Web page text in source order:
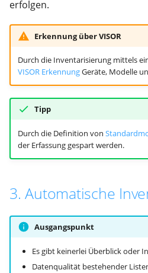
Export
Update
Grundeinstellungen
Hilfe
erfolgen.
Erkennung über VISOR
Durch die Inventarisierung mittels
VISOR ErkennungGeräte, Modelle
Tipp
Durch die Definition von
der Erfassung gespart werden.
3. Automatische
Ausgangspunkt
Es gibt keinerlei Überblick oder
Datenqualität bestehender